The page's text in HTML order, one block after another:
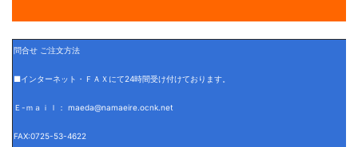
問合せ ご注文方法
■インターネット・ＦＡＸにて24時間受け付けております。
Ｅ-ｍａｉｌ： maeda@namaeire.ocnk.net
FAX:0725-53-4622